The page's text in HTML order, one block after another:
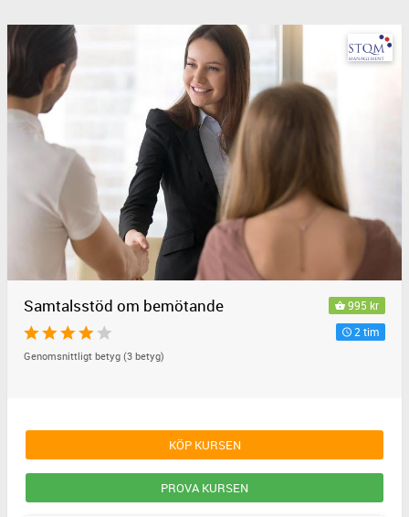
995 kr
2 tim
Samtalsstöd om bemötande
Genomsnittligt betyg (3 betyg)
KÖP KURSEN
PROVA KURSEN